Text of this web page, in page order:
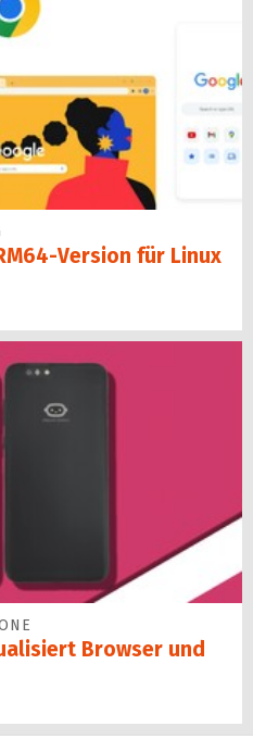
Version für Linux
Browser und